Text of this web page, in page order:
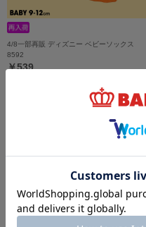
4/8一部再販 ディズニー ベビーソックス
8592
￥539